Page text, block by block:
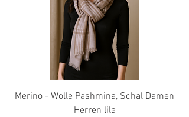
Merino - Wolle Pashmina, Schal Damen
Herren lila